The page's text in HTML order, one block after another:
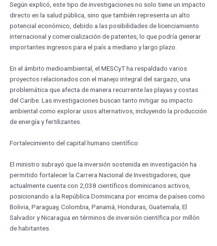
Según explicó, este tipo de investigaciones no solo tiene un impacto
directo en la salud pública, sino que también representa un alto
potencial económico, debido a las posibilidades de licenciamiento
internacional y comercialización de patentes, lo que podría generar
importantes ingresos para el país a mediano y largo plazo.
En el ámbito medioambiental, el MESCyT ha respaldado varios
proyectos relacionados con el manejo integral del sargazo, una
problemática que afecta de manera recurrente las playas y costas
del Caribe. Las investigaciones buscan tanto mitigar su impacto
ambiental como explorar usos alternativos, incluyendo la producción
de energía y fertilizantes.
Fortalecimiento del capital humano científico
El ministro subrayó que la inversión sostenida en investigación ha
permitido fortalecer la Carrera Nacional de Investigadores, que
actualmente cuenta con 2,038 científicos dominicanos activos,
posicionando a la República Dominicana por encima de países como
Bolivia, Paraguay, Colombia, Panamá, Honduras, Guatemala, El
Salvador y Nicaragua en términos de inversión científica por millón
de habitantes.